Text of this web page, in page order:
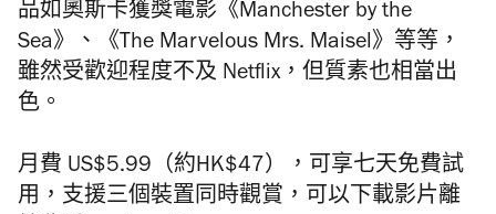
品如奧斯卡獲獎電影《Manchester by the
Sea》、《The Marvelous Mrs. Maisel》等等，
雖然受歡迎程度不及 Netflix，但質素也相當出
色。
月費 US$5.99（約HK$47），可享七天免費試
用，支援三個裝置同時觀賞，可以下載影片離